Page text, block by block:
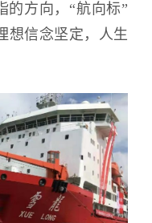
的方向，“航向标”
想信念坚定，人生